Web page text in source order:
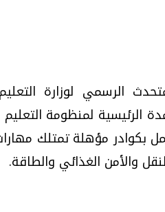
الرسمي لوزارة
الرئيسية لمنظومة
مؤهلة تمتلك
والأمن الغذائي والطاقة.
تحقيقات وحوارات